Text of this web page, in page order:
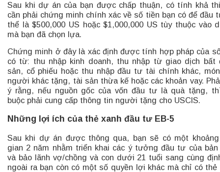
Sau khi dự án của bạn được chấp thuận, có tính khả
cần phải chứng minh chính xác về số tiền bạn có để đầu
thể là $500,000 US hoặc $1,000,000 US tùy thuộc vào
mà bạn đã chọn lựa.
Chứng minh ở đây là xác định được tính hợp pháp của
có từ: thu nhập kinh doanh, thu nhập từ giao dịch bất
sản, cổ phiếu hoặc thu nhập đầu tư tài chính khác,
người khác tặng, tài sản thừa kế hoặc các khoản vay.
ý rằng, nếu nguồn gốc của vốn đầu tư là quà tặng,
buộc phải cung cấp thông tin người tặng cho USCIS.
Những lợi ích của thẻ xanh đầu tư EB-5
Sau khi dự án được thông qua, bạn sẽ có một
gian 2 năm nhằm triển khai các ý tưởng đầu tư của bản
và bảo lãnh vợ/chồng và con dưới 21 tuổi sang cùng
ngoài ra bạn còn có một số quyền lợi khác mà chỉ có thẻ